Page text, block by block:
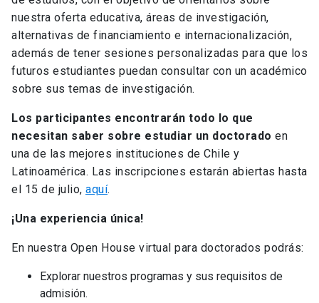
nuestra oferta educativa, áreas de investigación,
alternativas de financiamiento e internacionalización,
además de tener sesiones personalizadas para que los
futuros estudiantes puedan consultar con un académico
sobre sus temas de investigación.
Los participantes encontrarán todo lo que
necesitan saber sobre estudiar un doctorado en
una de las mejores instituciones de Chile y
Latinoamérica. Las inscripciones estarán abiertas hasta
el 15 de julio, aquí.
¡Una experiencia única!
En nuestra Open House virtual para doctorados podrás:
Explorar nuestros programas y sus requisitos de
admisión.